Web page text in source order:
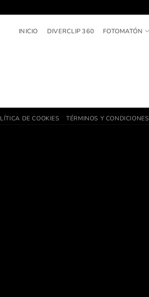
INICIO DIVERCLIP 360 FOTOMATÓN
DE COOKIES TÉRMINOS Y CONDICIONES